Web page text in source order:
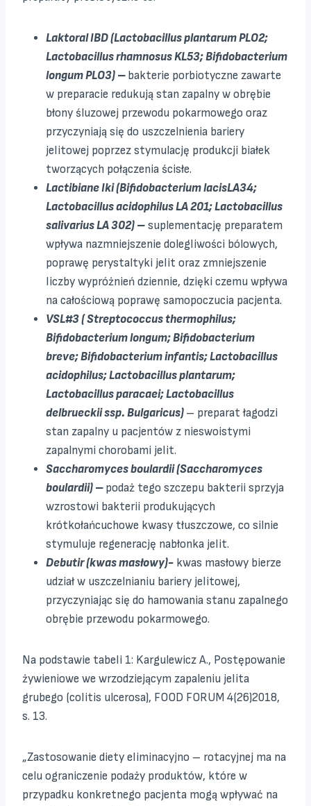
Laktoral IBD (Lactobacillus plantarum PLO2;
Lactobacillus rhamnosus KL53; Bifidobacterium
longum PLO3) – bakterie porbiotyczne zawarte
w preparacie redukują stan zapalny w obrębie
błony śluzowej przewodu pokarmowego oraz
przyczyniają się do uszczelnienia bariery
jelitowej poprzez stymulację produkcji białek
tworzących połączenia ścisłe.
Lactibiane Iki (Bifidobacterium lacisLA34;
Lactobacillus acidophilus LA 201; Lactobacillus
salivarius LA 302) – suplementację preparatem
wpływa nazmniejszenie dolegliwości bólowych,
poprawę perystaltyki jelit oraz zmniejszenie
liczby wypróżnień dziennie, dzięki czemu wpływa
na całościową poprawę samopoczucia pacjenta.
VSL#3 ( Streptococcus thermophilus;
Bifidobacterium longum; Bifidobacterium
breve; Bifidobacterium infantis; Lactobacillus
acidophilus; Lactobacillus plantarum;
Lactobacillus paracaei; Lactobacillus
delbrueckii ssp. Bulgaricus) – preparat łagodzi
stan zapalny u pacjentów z nieswoistymi
zapalnymi chorobami jelit.
Saccharomyces boulardii (Saccharomyces
boulardii) – podaż tego szczepu bakterii sprzyja
wzrostowi bakterii produkujących
krótkołańcuchowe kwasy tłuszczowe, co silnie
stymuluje regenerację nabłonka jelit.
Debutir (kwas masłowy)- kwas masłowy bierze
udział w uszczelnianiu bariery jelitowej,
przyczyniając się do hamowania stanu zapalnego
obrębie przewodu pokarmowego.
Na podstawie tabeli 1: Kargulewicz A., Postępowanie
żywieniowe we wrzodziejącym zapaleniu jelita
grubego (colitis ulcerosa), FOOD FORUM 4(26)2018,
s. 13.
„Zastosowanie diety eliminacyjno – rotacyjnej ma na
celu ograniczenie podaży produktów, które w
przypadku konkretnego pacjenta mogą wpływać na